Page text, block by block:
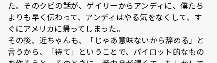
た。そのクビの話が、ゲイリーからアンディに、僕たち
よりも早く伝わって、アンディはやる気をなくして、す
ぐにアメリカに帰ってしまった。
その後、近ちゃんも、「じゃあ意味ないから辞める」と
言うから、「待て」ということで、パイロット的なもの